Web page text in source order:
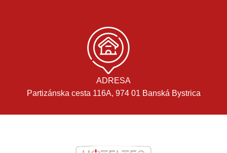
ADRESA
Partizánska cesta 116A, 974 01 Banská Bystrica